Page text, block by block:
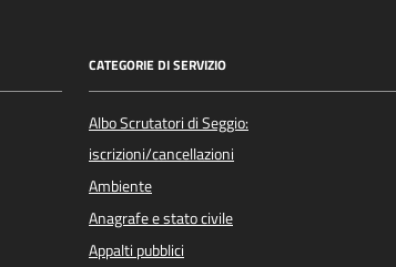
CATEGORIE DI SERVIZIO
Albo Scrutatori di Seggio:
iscrizioni/cancellazioni
Ambiente
Anagrafe e stato civile
Appalti pubblici